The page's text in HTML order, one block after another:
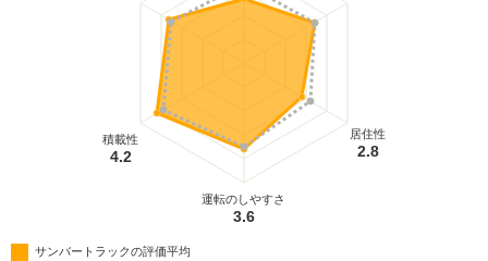
居住性
2.8
運転のしやすさ
3.6
積載性
4.2
サンバートラックの評価平均